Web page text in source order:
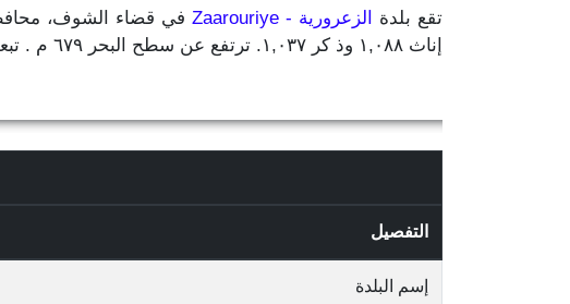
تقع بلدة الزعرورية - Zaarouriye
إناث ١,٠٨٨ وذ كر ١,٠٣٧. ترتفع عن سطح البحر ٦٧٩ م . تبعد عن بيروت ٤٨ كلم وعن مركز المحافظة بعبدا ٤٧ كلم وعن مركز القضاء بيت الدين ١٨ كلم.
التفصيل
إسم البلدة